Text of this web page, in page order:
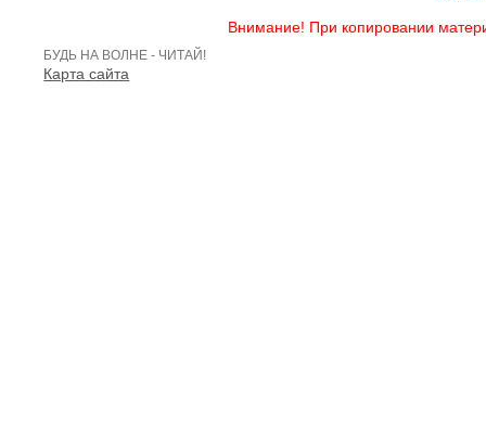
Внимание! При копировании
БУДЬ НА ВОЛНЕ - ЧИТАЙ!
Карта сайта